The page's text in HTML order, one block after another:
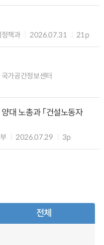
책과 2026.07.31 21p
가공간정보센터
대 노총과 「건설노동자
2026.07.29 3p
전체